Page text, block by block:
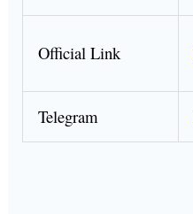
Official Link
Telegram